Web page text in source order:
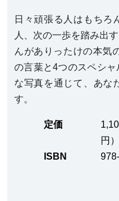
日々頑張る人はもちろ
人、次の一歩を踏み出
んがありったけの本気
の言葉と4つのスペシ
な写真を通じて、あな
す。
定価
円）
ISBN